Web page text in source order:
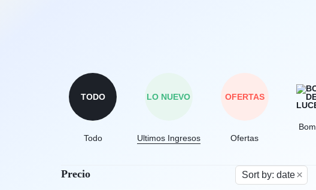
TODO
Todo
LO NUEVO
Ultimos Ingresos
OFERTAS
Ofertas
Sort by: date×
Precio